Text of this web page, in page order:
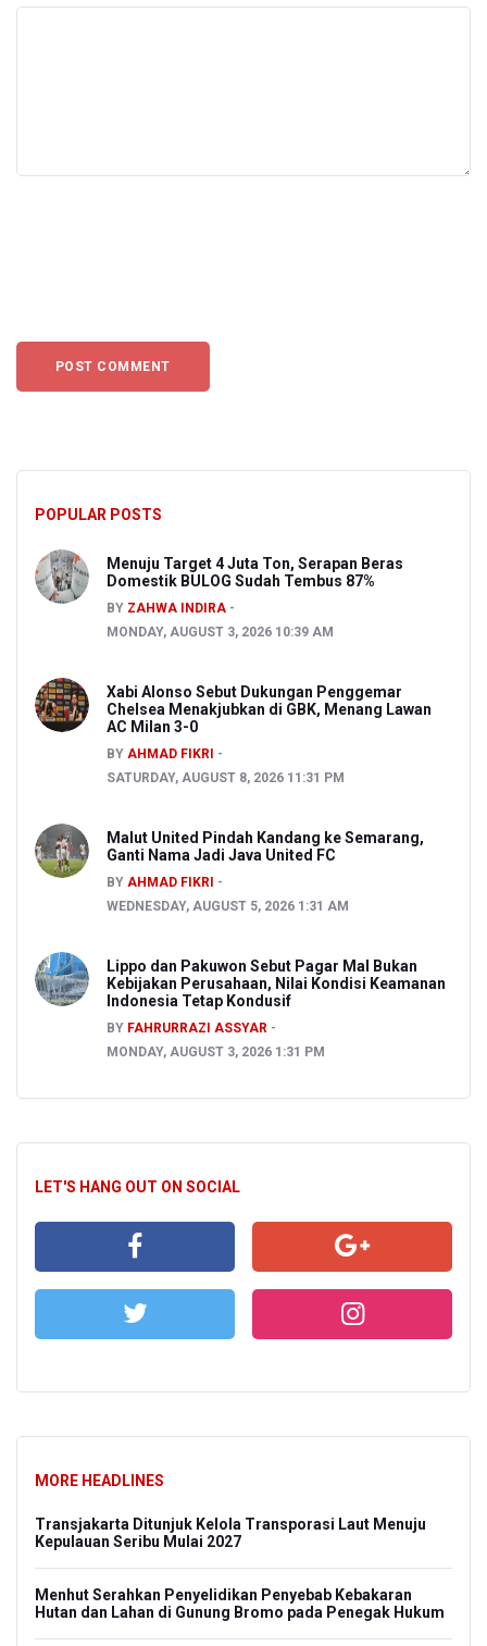
POPULAR POSTS
Menuju Target 4 Juta Ton, Serapan Beras
Domestik BULOG Sudah Tembus 87%
BY ZAHWA INDIRA
MONDAY, AUGUST 3, 2026 10:39 AM
Xabi Alonso Sebut Dukungan Penggemar
Chelsea Menakjubkan di GBK, Menang Lawan
AC Milan 3-0
BY AHMAD FIKRI
SATURDAY, AUGUST 8, 2026 11:31 PM
Malut United Pindah Kandang ke Semarang,
Ganti Nama Jadi Java United FC
BY AHMAD FIKRI
WEDNESDAY, AUGUST 5, 2026 1:31 AM
Lippo dan Pakuwon Sebut Pagar Mal Bukan
Kebijakan Perusahaan, Nilai Kondisi Keamanan
Indonesia Tetap Kondusif
BY FAHRURRAZI ASSYAR
MONDAY, AUGUST 3, 2026 1:31 PM
LET'S HANG OUT ON SOCIAL
MORE HEADLINES
Transjakarta Ditunjuk Kelola Transporasi Laut Menuju
Kepulauan Seribu Mulai 2027
Menhut Serahkan Penyelidikan Penyebab Kebakaran
Hutan dan Lahan di Gunung Bromo pada Penegak Hukum